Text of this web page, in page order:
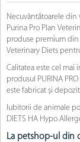
Necuvântătoarele din
Purina Pro Plan
produse premium din
Veterinary Diets
Calitatea este cel mai
produsul PURINA
este fabricat și
Iubitorii de animale
DIETS HA Hypo
La petshop-ul din